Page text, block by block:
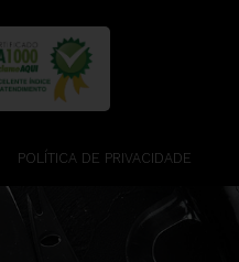
POLÍTICA DE PRIVACIDADE